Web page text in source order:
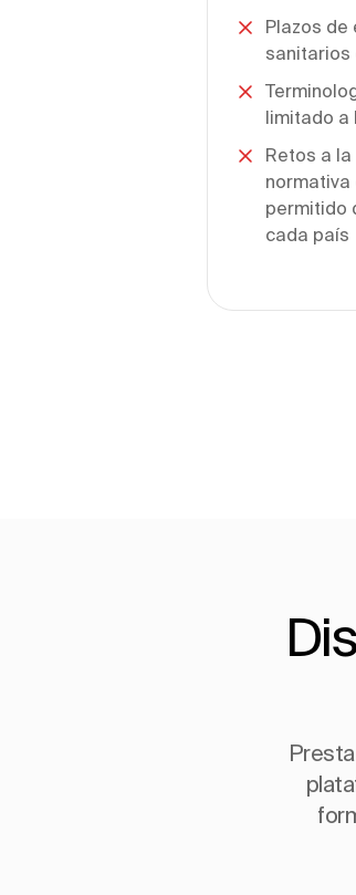
Plazos
sanitarios
limitado a
Retos a
normativa
permitido
cada país